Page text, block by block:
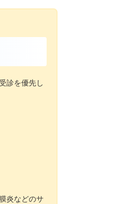
診を優先し
炎などのサ